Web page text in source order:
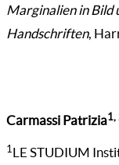
Marginalien in Bild
Handschriften,
Carmassi Patrizia1,
1 LE STUDIUM